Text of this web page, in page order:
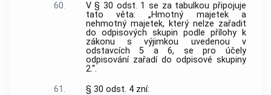
60.
V § 30 odst. 1 se za tabulkou připojuje
tato věta: „Hmotný majetek a
nehmotný majetek, který nelze zařadit
do odpisových skupin podle přílohy k
zákonu s výjimkou uvedenou v
odstavcích 5 a 6, se pro účely
odpisování zařadí do odpisové skupiny
2.“.
61.
§ 30 odst. 4 zní: